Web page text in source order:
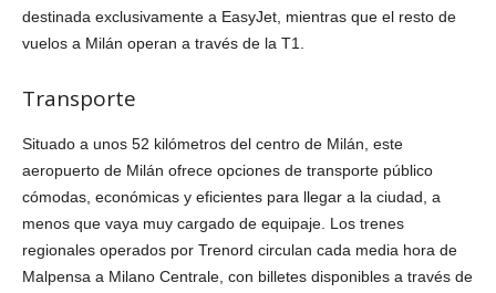
destinada exclusivamente a EasyJet, mientras que el resto de
vuelos a Milán operan a través de la T1.
Transporte
Situado a unos 52 kilómetros del centro de Milán, este
aeropuerto de Milán ofrece opciones de transporte público
cómodas, económicas y eficientes para llegar a la ciudad, a
menos que vaya muy cargado de equipaje. Los trenes
regionales operados por Trenord circulan cada media hora de
Malpensa a Milano Centrale, con billetes disponibles a través de